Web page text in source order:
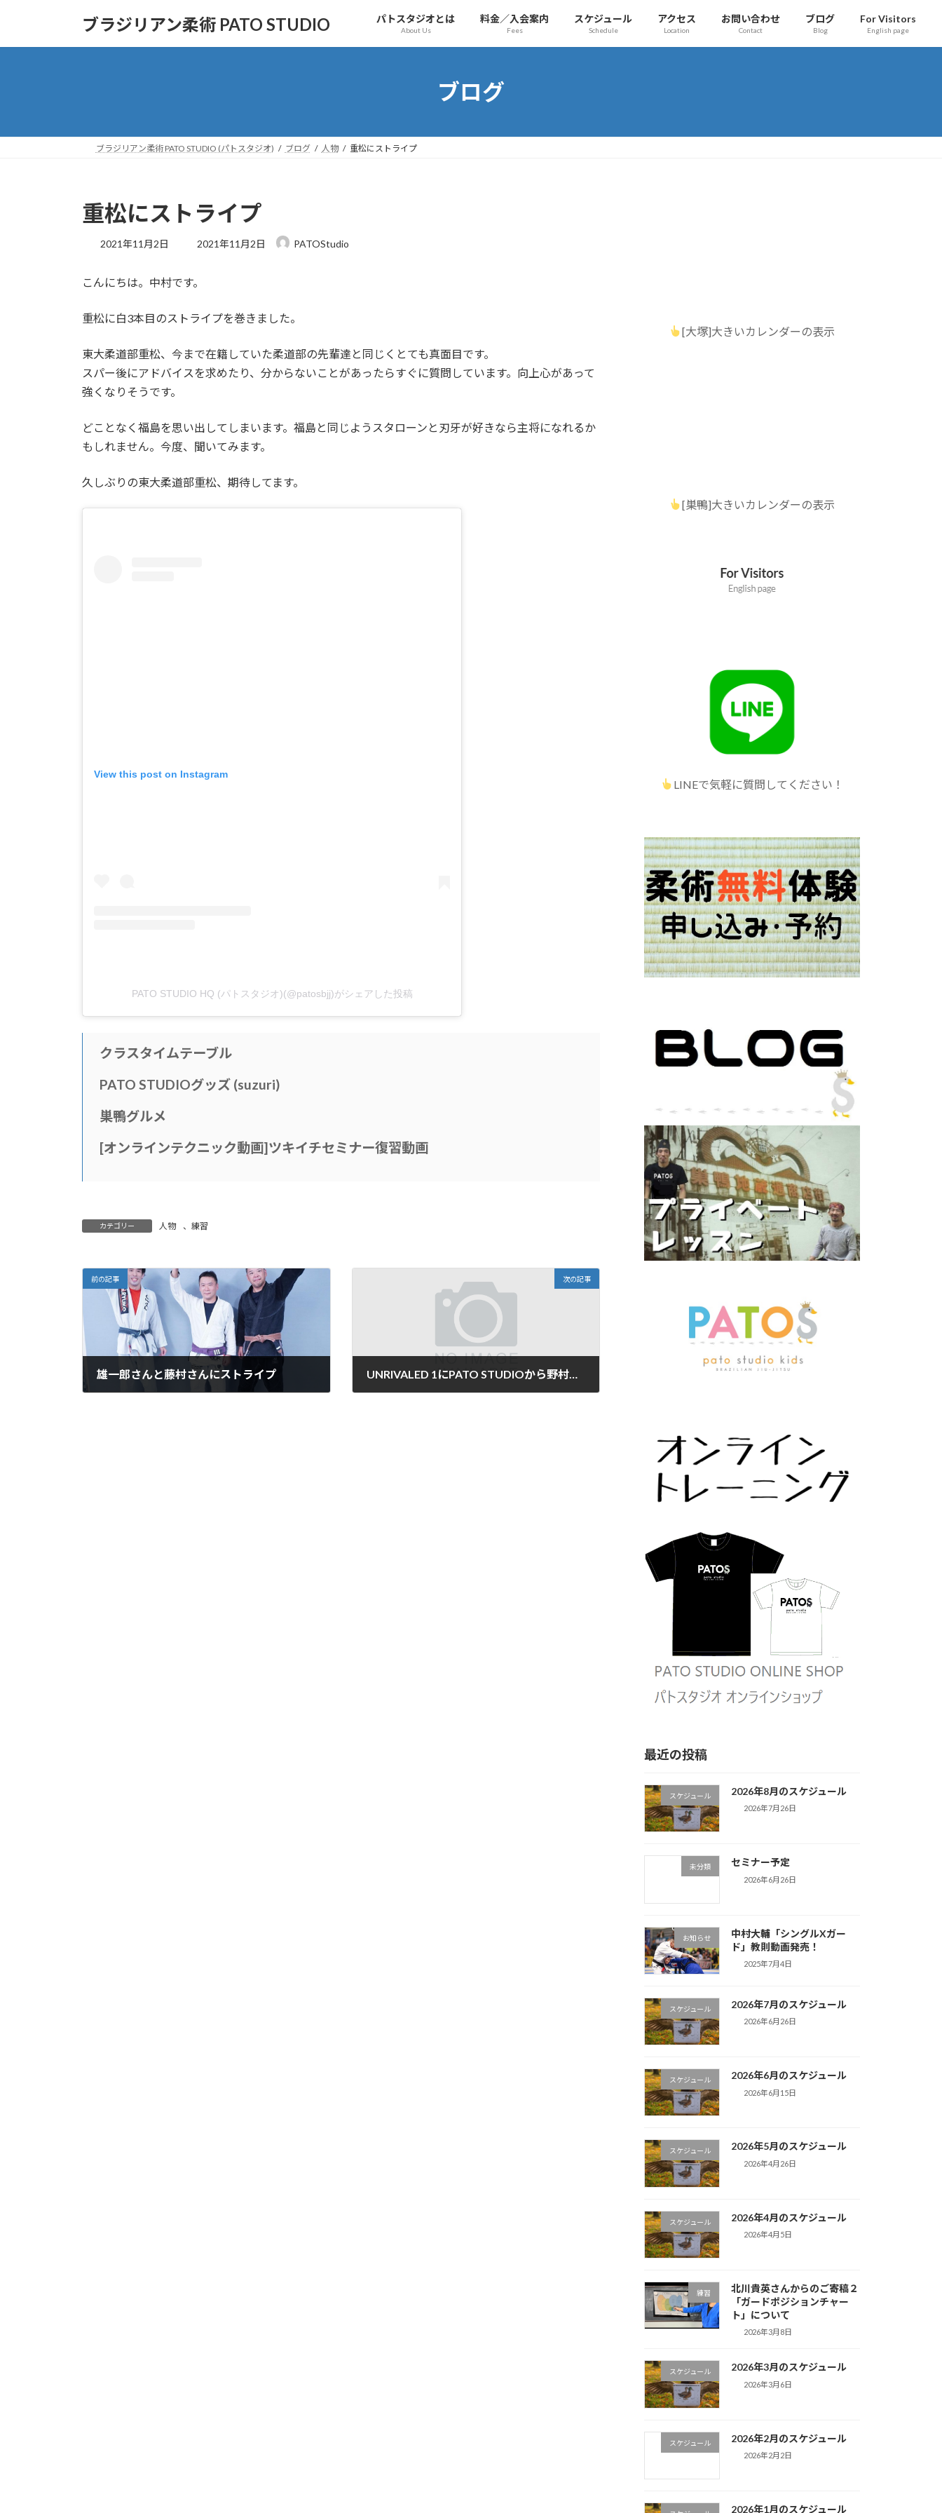
ブラジリアン柔術 PATO STUDIO パトスタジオとは
About Us
料金／入会案内
Fees
スケジュール
Schedule
アクセス
Location
お問い合わせ
Contact
ブログ
Blog
For Visitors
English page
ブログ
ブラジリアン柔術 PATO STUDIO (パトスタジオ) ブログ 人物 重松にストライプ
重松にストライプ
2021年11月2日
最
新
:
2021年11月2日 PATOStudio
こんにちは。中村です。
重松に白3本目のストライプを巻きました。
東大柔道部重松、今まで在籍していた柔道部の先輩達と同じくとても真面目です。
スパー後にアドバイスを求めたり、分からないことがあったらすぐに質問しています。向上心があって
強くなりそうです。
どことなく福島を思い出してしまいます。福島と同じようスタローンと刃牙が好きなら主将になれるか
もしれません。今度、聞いてみます。
久しぶりの東大柔道部重松、期待してます。
View this post on Instagram
PATO STUDIO HQ (パトスタジオ)(@patosbjj)がシェアした投稿
クラスタイムテーブル
PATO STUDIOグッズ (suzuri)
巣鴨グルメ
[オンラインテクニック動画]ツキイチセミナー復習動画
カテゴリー 人物 、 練習
前の記事
雄一郎さんと藤村さんにストライプ
次の記事
UNRIVALED 1にPATO STUDIOから野村優眞が出場
[大塚]大きいカレンダーの表示
[巣鴨]大きいカレンダーの表示
LINEで気軽に質問してください！
最近の投稿
スケジュール 2026年8月のスケジュール
2026年7月26日
未分類 セミナー予定
2026年6月26日
お知らせ
中村大輔「シングルXガー
ド」教則動画発売！
2025年7月4日
スケジュール 2026年7月のスケジュール
2026年6月26日
スケジュール 2026年6月のスケジュール
2026年6月15日
スケジュール 2026年5月のスケジュール
2026年4月26日
スケジュール 2026年4月のスケジュール
2026年4月5日
練習
北川貴英さんからのご寄稿２
「ガードポジションチャー
ト」について
2026年3月8日
スケジュール 2026年3月のスケジュール
2026年3月6日
スケジュール 2026年2月のスケジュール
2026年2月2日
2026年1月のスケジュール